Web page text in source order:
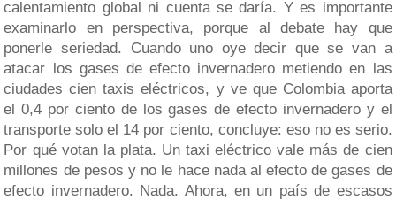
calentamiento global ni cuenta se daría. Y es importante
examinarlo en perspectiva, porque al debate hay que
ponerle seriedad. Cuando uno oye decir que se van a
atacar los gases de efecto invernadero metiendo en las
ciudades cien taxis eléctricos, y ve que Colombia aporta
el 0,4 por ciento de los gases de efecto invernadero y el
transporte solo el 14 por ciento, concluye: eso no es serio.
Por qué votan la plata. Un taxi eléctrico vale más de cien
millones de pesos y no le hace nada al efecto de gases de
efecto invernadero. Nada. Ahora, en un país de escasos